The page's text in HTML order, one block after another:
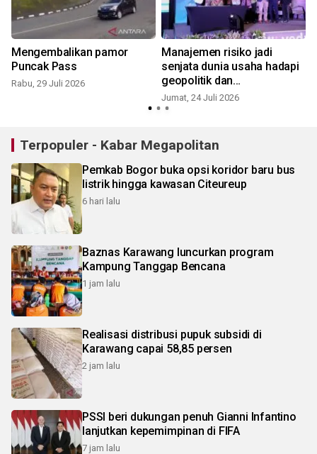
Mengembalikan pamor
Puncak Pass
Rabu, 29 Juli 2026
Manajemen risiko jadi
senjata dunia usaha hadapi
geopolitik dan
ketidakpastian ekonomi
Jumat, 24 Juli 2026
Terpopuler - Kabar Megapolitan
Pemkab Bogor buka opsi koridor baru bus
listrik hingga kawasan Citeureup
6 hari lalu
Baznas Karawang luncurkan program
Kampung Tanggap Bencana
1 jam lalu
Realisasi distribusi pupuk subsidi di
Karawang capai 58,85 persen
2 jam lalu
PSSI beri dukungan penuh Gianni Infantino
lanjutkan kepemimpinan di FIFA
7 jam lalu